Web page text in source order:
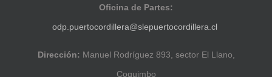
Oficina de Partes:
odp.puertocordillera@slepuertocordillera.cl
Dirección: Manuel Rodríguez 893, sector El Llano,
Coquimbo